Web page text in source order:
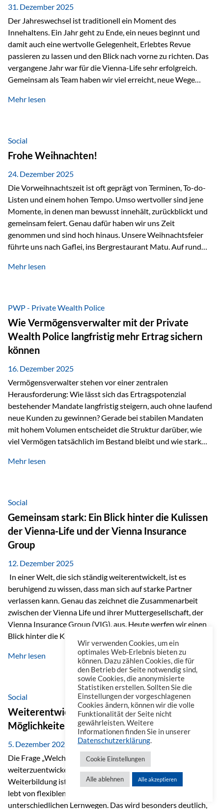
Fichtenbauer, Dirk…
31. Dezember 2025
Der Jahreswechsel ist traditionell ein Moment des
Innehaltens. Ein Jahr geht zu Ende, ein neues beginnt und
damit auch eine wertvolle Gelegenheit, Erlebtes Revue
passieren zu lassen und den Blick nach vorne zu richten. Das
vergangene Jahr war für die Vienna-Life sehr erfolgreich.
Gemeinsam als Team haben wir viel erreicht, neue Wege
Veranstaltungen wie der Schnifisschnauf, aber auch unsere
starkes Miteinander ist. Neben diesen gemeinsamen
Erlebnissen konnten wir…
Mehr lesen
Social
Frohe Weihnachten!
24. Dezember 2025
Die Vorweihnachtszeit ist oft geprägt von Terminen, To-do-
Listen und einem hohen Tempo. Umso wertvoller sind jene
Momente, in denen man bewusst innehält, zurückblickt und
gemeinsam feiert. Genau dafür haben wir uns Zeit
genommen und sind hoch hinaus. Unsere Weihnachtsfeier
führte uns nach Gaflei, ins Bergrestaurant Matu. Auf rund
beeindruckendes Panorama, sondern auch etwas, das im
verschneiter Landschaft, bei feinem Essen, guter Musik und
einer entspannten…
Mehr lesen
PWP - Private Wealth Police
Wie Vermögensverwalter mit der Private
Wealth Police langfristig mehr Ertrag sichern
können
16. Dezember 2025
Vermögensverwalter stehen vor einer zentralen
Herausforderung: Wie lässt sich das Ertragspotenzial
bestehender Mandate langfristig steigern, auch ohne laufend
neue Kunden zu gewinnen? Gerade bei stabilen Mandaten
mit hohem Volumen entscheidet die Struktur darüber, wie
viel Vermögen tatsächlich im Bestand bleibt und wie stark
Beispiel verdeutlicht diese Wirkung besonders deutlich.
hinzukommen, spielt nicht nur die Rendite eine Rolle. Auch
steuerliche Effekte haben einen erheblichen Einfluss auf…
Mehr lesen
Social
Gemeinsam stark: Ein Blick hinter die Kulissen
der Vienna-Life und der Vienna Insurance
Group
12. Dezember 2025
In einer Welt, die sich ständig weiterentwickelt, ist es
beruhigend zu wissen, dass man sich auf starke Partner
verlassen kann. Genau das zeichnet die Zusammenarbeit
zwischen der Vienna Life und ihrer Muttergesellschaft, der
Vienna Insurance Group (VIG), aus. Heute werfen wir einen
Blick hinter die Kulissen auf eine Unternehmensgruppe mit
beeindruckender Geschichte, gewachsenem Know-how und
einem stabilen Fundament. Ein starkes Netzwerk in ganz
Europa Die Vienna Insurance Group ist die führende
Versicherungsgruppe in Zentral- und Osteuropa. Mit über
50 Versicherungsgesellschaften in insgesamt 30 Ländern
verbindet sie regionale Stärke mit internationaler
Kompetenz.
Mehr lesen
Social
Weiterentwicklung im Berufsalltag: Welche
Möglichkeiten es gibt
5. Dezember 2025
Die Frage „Welche Möglichkeiten gibt es, sich
weiterzuentwickeln?“ lässt sich heute vielseitig beantworten.
Weiterbildung ist längst kein starrer Prozess mehr, sondern
lebt von flexiblen Formaten, individuellen Bedürfnissen und
unterschiedlichen Lernwegen. Das wird besonders deutlich,
Wir verwenden Cookies, um ein
optimales Web-Erlebnis bieten zu
können. Dazu zählen Cookies, die für
den Betrieb der Seite notwendig sind,
sowie Cookies, die anonymisierte
Statistiken erstellen. Sollten Sie die
Einstellungen der vorgeschlagenen
Cookies ändern, können wir die volle
Funktionalität der Seite nicht
gewährleisten. Weitere
Informationen finden Sie in unserer
Datenschutzerklärung.
Cookie Einstellungen
Alle ablehnen Alle akzeptieren